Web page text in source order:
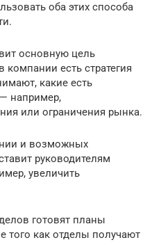
оба этих способа
основную цель
есть стратегия
какие есть
например,
или ограничения рынка.
и возможных
руководителям
увеличить
готовят планы
того как отделы получают